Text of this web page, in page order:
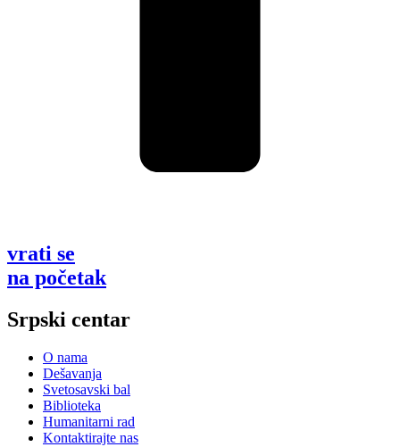
vrati se
na početak
Srpski centar
O nama
Dešavanja
Svetosavski bal
Biblioteka
Humanitarni rad
Kontaktirajte nas